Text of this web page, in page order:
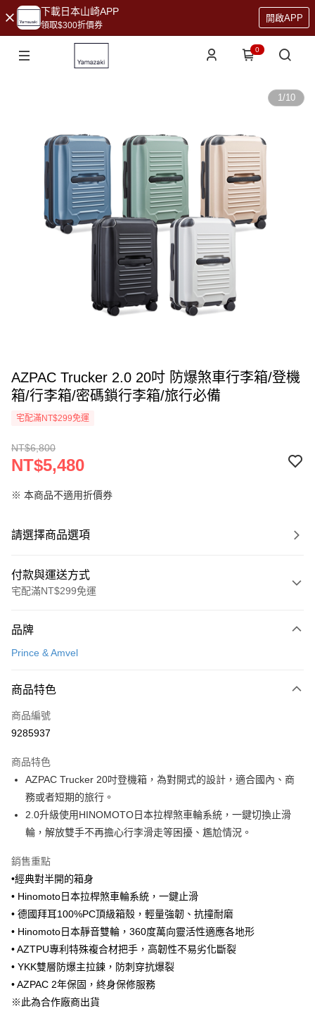
下載日本山崎APP
領取$300折價券
開啟APP
0
1/10
AZPAC Trucker 2.0 20吋 防爆煞車行李箱/登機
箱/行李箱/密碼鎖行李箱/旅行必備
宅配滿NT$299免運
NT$6,800
NT$5,480
※ 本商品不適用折價券
請選擇商品選項
付款與運送方式
宅配滿NT$299免運
信用卡一次付款
Apple Pay
悠遊付
全盈+PAY
大哥付你分期
相關說明
【大哥付你分期使用說明】
1.本服務由台灣大哥大提供，台灣大哥大用戶可立即使用無須另外申請。
流程，驗證手機門號後，選擇欲分期的期數、繳款截止日，確認付款後即完
成交易。
3.實際核准額度、可分期數及費用金額請依後續交易確認頁面所載為準。
4.訂單成立30分鐘內，如未前往確認交易或遇審核未通過，訂單將自動取
消。如遇「轉專審核」未通過狀況，表示未達大哥付你分期系統評分，恕無
法說明評估內容。
1.分期款項不併入電信帳單，「大哥付你分期」於每月結算日後寄送繳費提
醒簡訊。
2.透過簡訊連結打開帳單後，可選擇「超商條碼／台灣大直營門市／銀行轉
帳／街口支付／iPASS MONEY」等通路繳費。
ATM付款
運送方式
宅配【父親節大回饋】限時$299免運
每筆NT$150，滿NT$299(含以上)免運費
品牌
Prince & Amvel
商品特色
商品編號
9285937
商品特色
AZPAC Trucker 20吋登機箱，為對開式的設計，適合國內、商
務或者短期的旅行。
2.0升級使用HINOMOTO日本拉桿煞車輪系統，一鍵切換止滑
輪，解放雙手不再擔心行李滑走等困擾、尷尬情況。
銷售重點
•經典對半開的箱身
• Hinomoto日本拉桿煞車輪系統，一鍵止滑
• 德國拜耳100%PC頂級箱殼，輕量強韌、抗撞耐磨
• Hinomoto日本靜音雙輪，360度萬向靈活性適應各地形
• AZTPU專利特殊複合材把手，高韌性不易劣化斷裂
• YKK雙層防爆主拉鍊，防刺穿抗爆裂
• AZPAC 2年保固，終身保修服務
※此為合作廠商出貨